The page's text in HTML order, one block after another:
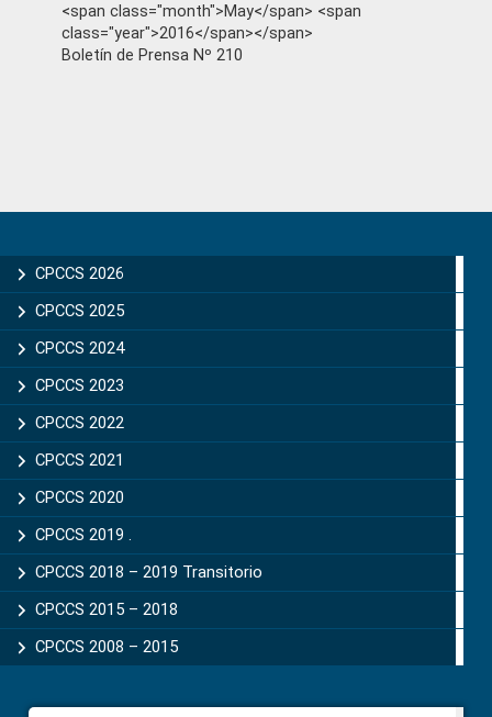
<span class="month">May</span> <span
class="year">2016</span></span>
Boletín de Prensa Nº 210
Sidebar
CPCCS 2026
CPCCS 2025
CPCCS 2024
CPCCS 2023
CPCCS 2022
CPCCS 2021
CPCCS 2020
CPCCS 2019 .
CPCCS 2018 – 2019 Transitorio
CPCCS 2015 – 2018
CPCCS 2008 – 2015